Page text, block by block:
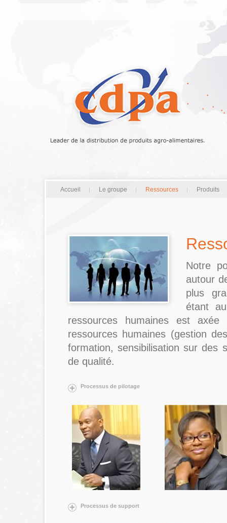
Accueil Le groupe Ressources Produits
Notre
autour
plus
étant
ressources humaines est
ressources humaines (gestion
formation, sensibilisation sur des
de qualité.
Processus de pilotage
Processus de support